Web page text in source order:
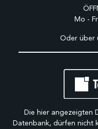
Mo -
Oder über
Die hier angezeigten
Datenbank, dürfen nicht